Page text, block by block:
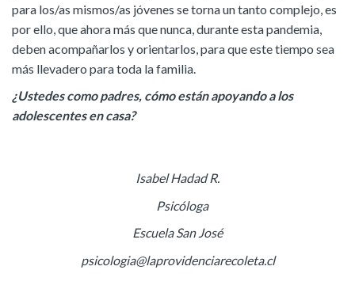
para los/as mismos/as jóvenes se torna un tanto complejo, es
por ello, que ahora más que nunca, durante esta pandemia,
deben acompañarlos y orientarlos, para que este tiempo sea
más llevadero para toda la familia.
¿Ustedes como padres, cómo están apoyando a los
adolescentes en casa?
Isabel Hadad R.
Psicóloga
Escuela San José
psicologia@laprovidenciarecoleta.cl